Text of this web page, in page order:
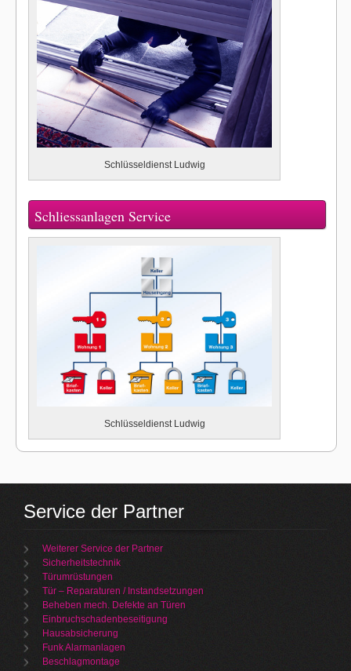
Schlüsseldienst Ludwig
Schliessanlagen Service
Schlüsseldienst Ludwig
Service der Partner
Weiterer Service der Partner
Sicherheitstechnik
Türumrüstungen
Tür – Reparaturen / Instandsetzungen
Beheben mech. Defekte an Türen
Einbruchschadenbeseitigung
Hausabsicherung
Funk Alarmanlagen
Beschlagmontage